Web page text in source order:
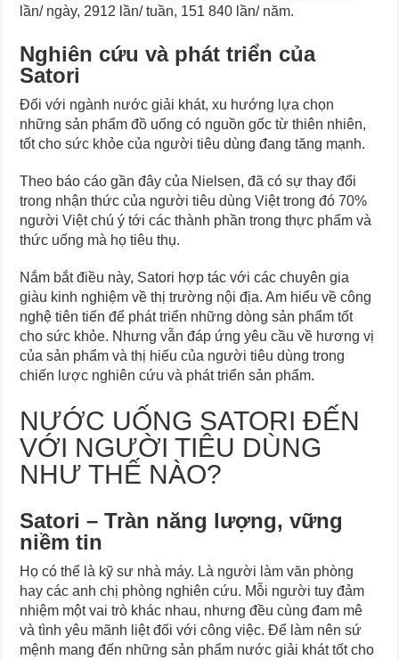
lần/ ngày, 2912 lần/ tuần, 151 840 lần/ năm.
Nghiên cứu và phát triển của
Satori
Đối với ngành nước giải khát, xu hướng lựa chọn
những sản phẩm đồ uống có nguồn gốc từ thiên nhiên,
tốt cho sức khỏe của người tiêu dùng đang tăng mạnh.
Theo báo cáo gần đây của Nielsen, đã có sự thay đổi
trong nhận thức của người tiêu dùng Việt trong đó 70%
người Việt chú ý tới các thành phần trong thực phẩm và
thức uống mà họ tiêu thụ.
Nắm bắt điều này, Satori hợp tác với các chuyên gia
giàu kinh nghiệm về thị trường nội địa. Am hiểu về công
nghệ tiên tiến để phát triển những dòng sản phẩm tốt
cho sức khỏe. Nhưng vẫn đáp ứng yêu cầu về hương vị
của sản phẩm và thị hiếu của người tiêu dùng trong
chiến lược nghiên cứu và phát triển sản phẩm.
NƯỚC UỐNG SATORI ĐẾN
VỚI NGƯỜI TIÊU DÙNG
NHƯ THẾ NÀO?
Satori – Tràn năng lượng, vững
niềm tin
Họ có thể là kỹ sư nhà máy. Là người làm văn phòng
hay các anh chị phòng nghiên cứu. Mỗi người tuy đảm
nhiệm một vai trò khác nhau, nhưng đều cùng đam mê
và tình yêu mãnh liệt đối với công việc. Để làm nên sứ
mệnh mang đến những sản phẩm nước giải khát tốt cho